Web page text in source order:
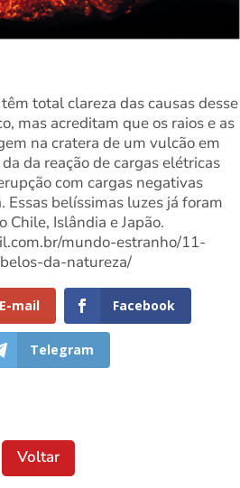
total clareza das causas desse
mas acreditam que os raios e as
na cratera de um vulcão em
da reação de cargas elétricas
com cargas negativas
Essas belíssimas luzes já foram
Chile, Islândia e Japão.
mundo-estranho/11-
da-natureza/
E-mail Facebook
Telegram
Voltar